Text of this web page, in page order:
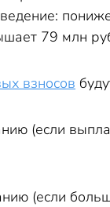
79 млн
взносов
(если
(если